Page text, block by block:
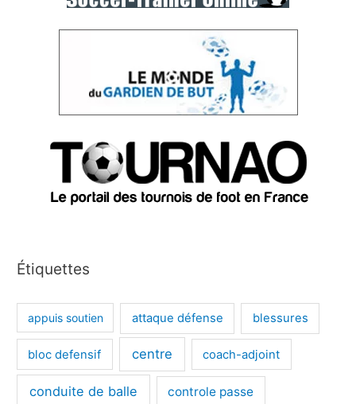
Étiquettes
appuis soutien attaque défense blessures
bloc defensif centre coach-adjoint
conduite de balle controle passe